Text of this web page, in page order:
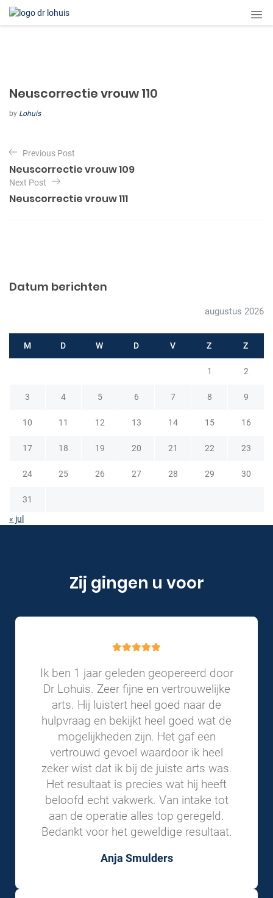
Neuscorrectie vrouw 110
by Lohuis
B
e
r
i
a
a
Previous Post
Neuscorrectie vrouw 109
Next Post
Neuscorrectie vrouw 111
Datum berichten
augustus 2026
M D W D V Z Z
1 2
3 4 5 6 7 8 9
10 11 12 13 14 15 16
17 18 19 20 21 22 23
24 25 26 27 28 29 30
31
« jul
Zij gingen u voor
Ik ben 1 jaar geleden geopereerd door
Dr Lohuis. Zeer fijne en vertrouwelijke
arts. Hij luistert heel goed naar de
hulpvraag en bekijkt heel goed wat de
mogelijkheden zijn. Het gaf een
vertrouwd gevoel waardoor ik heel
zeker wist dat ik bij de juiste arts was.
Het resultaat is precies wat hij heeft
beloofd echt vakwerk. Van intake tot
aan de operatie alles top geregeld.
Bedankt voor het geweldige resultaat.
Anja Smulders